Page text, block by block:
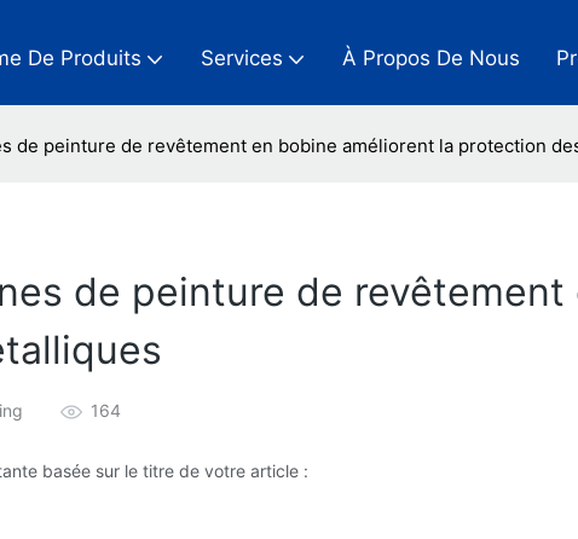
De Produits Services À Propos De Nous
de peinture de revêtement en bobine améliorent la protection
de peinture de
164
basée sur le titre de votre article :